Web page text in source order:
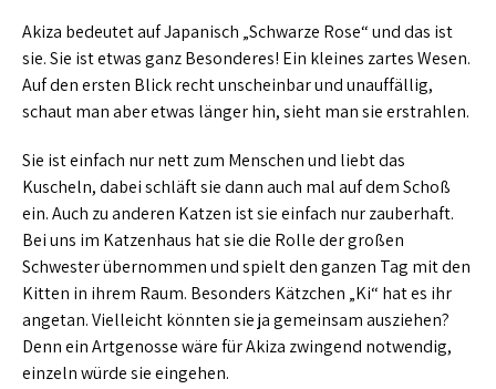
Akiza bedeutet auf Japanisch „Schwarze Rose“ und das ist
sie. Sie ist etwas ganz Besonderes! Ein kleines zartes Wesen.
Auf den ersten Blick recht unscheinbar und unauffällig,
schaut man aber etwas länger hin, sieht man sie erstrahlen.
Sie ist einfach nur nett zum Menschen und liebt das
Kuscheln, dabei schläft sie dann auch mal auf dem Schoß
ein. Auch zu anderen Katzen ist sie einfach nur zauberhaft.
Bei uns im Katzenhaus hat sie die Rolle der großen
Schwester übernommen und spielt den ganzen Tag mit den
Kitten in ihrem Raum. Besonders Kätzchen „Ki“ hat es ihr
angetan. Vielleicht könnten sie ja gemeinsam ausziehen?
Denn ein Artgenosse wäre für Akiza zwingend notwendig,
einzeln würde sie eingehen.